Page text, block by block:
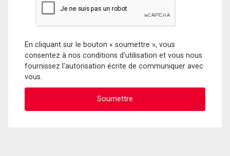
En cliquant sur le bouton « soumettre », vous
consentez à nos conditions d'utilisation et vous nous
fournissez l'autorisation écrite de communiquer avec
vous.